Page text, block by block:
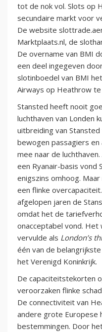
tot de nok vol. Slots op
secundaire markt voor
De website
Marktplaats.nl, de
De overname van BMI
een deel ingegeven
slotinboedel van BMI
Airways op Heathrow
Stansted heeft nooit
luchthaven van Londen
uitbreiding van
bewogen passagiers
mee naar de
een Ryanair-basis
enigszins omhoog.
een flinke
afgelopen jaren de
omdat het de
onacceptabel vond. Het
vervulde als London’s
één van de
het Verenigd Koninkrijk.
De capaciteitstekorten
veroorzaken flinke
De connectiviteit van
andere grote Europese
bestemmingen. Door